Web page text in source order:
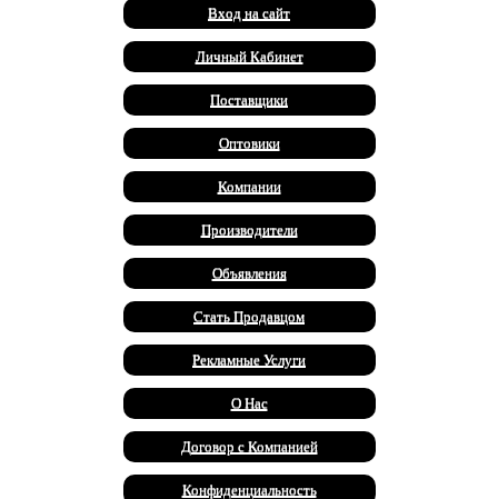
Вход на сайт
Личный Кабинет
Поставщики
Оптовики
Компании
Производители
Объявления
Стать Продавцом
Рекламные Услуги
О Нас
Договор с Компанией
Конфиденциальность